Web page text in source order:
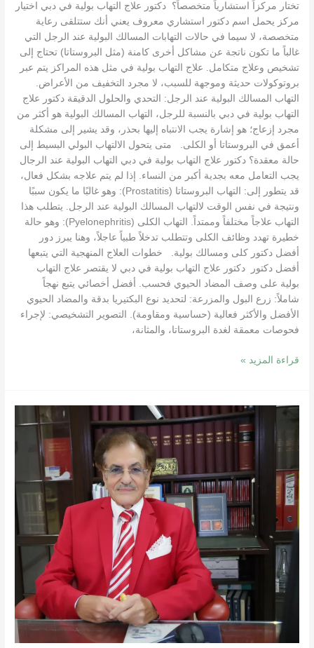
تختار مركزاً استشارياً متخصصاً؟ دكتور علاج التهاب بولية في دبي اختيار
مركز يحمل اسم دكتور استشاري معروف يعني أنك ستتلقى رعاية
متخصصة، لا سيما في حالات التهابات المسالك البولية عند الرجل التي
غالباً ما تكون ناتجة عن مشاكل أخرى كامنة (مثل البروستاتا) تحتاج إلى
تشخيص وعلاج متكامل. علاج التهاب بولية في مثل هذه المراكز يتم عبر
بروتوكولات حديثة وموجهة للسبب، لا مجرد التخفيف من الأعراض.
التهاب المسالك البولية عند الرجل: التحدي والحلول الدقيقة دكتور علاج
التهاب بولية في دبي بالنسبة للرجل، التهاب المسالك البولية هو أكثر من
مجرد إزعاج؛ هو إشارة يجب الانتباه إليها بحذر، وقد يشير إلى مشكلة
أعمق في البروستاتا أو الكلى. متى يتحول الالتهاب البولي البسيط إلى
حالة معقدة؟ دكتور علاج التهاب بولية في دبي التهاب البولية عند الرجال
يجب التعامل معه بجدية أكبر من النساء. إذا لم يتم علاجه بشكل فعال،
قد يتطور إلى: التهاب البروستاتا (Prostatitis): وهو غالبًا ما يكون سببًا
ونتيجة في نفس الوقت لالتهاب المسالك البولية عند الرجل. يتطلب هذا
التهاب علاجاً مختلفاً وممتداً. التهاب الكلى (Pyelonephritis): وهو حالة
خطيرة تهدد وظائف الكلى وتتطلب تدخلاً طبياً عاجلاً، وهنا يبرز دور
أفضل دكتور كلى ومسالك بولية. خطوات العلاج المنهجية التي يتبعها
أفضل دكتور دكتور علاج التهاب بولية في دبي لا يقتصر علاج التهاب
بولية على وصف المضاد الحيوي فحسب. أفضل أخصائي يتبع نهجاً
شاملاً: زرع البول والمزرعة: لتحديد نوع البكتيريا بدقة والمضاد الحيوي
الأفضل والأكثر فعالية (حساسية ومقاومة). التصوير التشخيصي: لإجراء
فحوصات معمقة لغدة البروستاتا، والمثانة،
قراءة المزيد »
أفضل
استشاري
بولية
في
دبي:
خبرة
ِوخدمات
متطورة